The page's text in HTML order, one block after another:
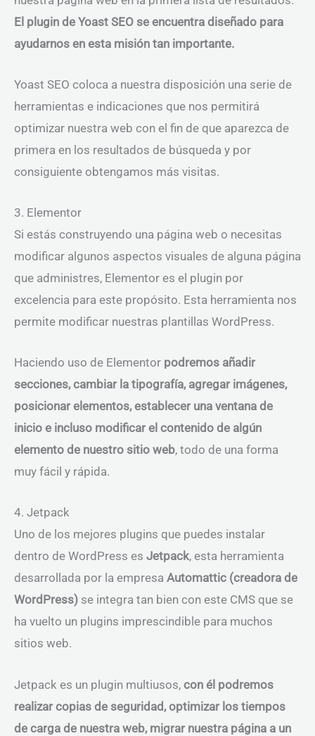
El plugin de Yoast SEO se encuentra diseñado para
ayudarnos en esta misión tan importante.
Yoast SEO coloca a nuestra disposición una serie de
herramientas e indicaciones que nos permitirá
optimizar nuestra web con el fin de que aparezca de
primera en los resultados de búsqueda y por
consiguiente obtengamos más visitas.
3. Elementor
Si estás construyendo una página web o necesitas
modificar algunos aspectos visuales de alguna página
que administres, Elementor es el plugin por
excelencia para este propósito. Esta herramienta nos
permite modificar nuestras plantillas WordPress.
Haciendo uso de Elementor podremos añadir
secciones, cambiar la tipografía, agregar imágenes,
posicionar elementos, establecer una ventana de
inicio e incluso modificar el contenido de algún
elemento de nuestro sitio web, todo de una forma
muy fácil y rápida.
4. Jetpack
Uno de los mejores plugins que puedes instalar
dentro de WordPress es Jetpack, esta herramienta
desarrollada por la empresa Automattic (creadora de
WordPress) se integra tan bien con este CMS que se
ha vuelto un plugins imprescindible para muchos
sitios web.
Jetpack es un plugin multiusos, con él podremos
realizar copias de seguridad, optimizar los tiempos
de carga de nuestra web, migrar nuestra página a un